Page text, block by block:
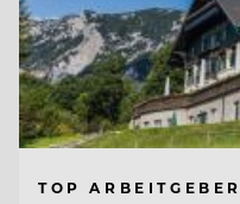
TOP ARBEITGEBER